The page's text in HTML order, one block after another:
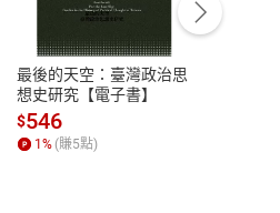
五 10:00-12:00、
日及例假日休息)
最後的天空：臺灣政治思
想史研究【電子書】
$546
1% (賺5點)